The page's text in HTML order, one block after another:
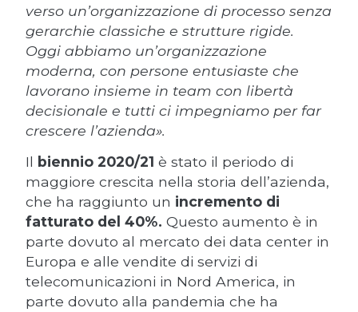
verso un’organizzazione di processo senza
gerarchie classiche e strutture rigide.
Oggi abbiamo un’organizzazione
moderna, con persone entusiaste che
lavorano insieme in team con libertà
decisionale e tutti ci impegniamo per far
crescere l’azienda».
Il biennio 2020/21 è stato il periodo di
maggiore crescita nella storia dell’azienda,
che ha raggiunto un incremento di
fatturato del 40%. Questo aumento è in
parte dovuto al mercato dei data center in
Europa e alle vendite di servizi di
telecomunicazioni in Nord America, in
parte dovuto alla pandemia che ha